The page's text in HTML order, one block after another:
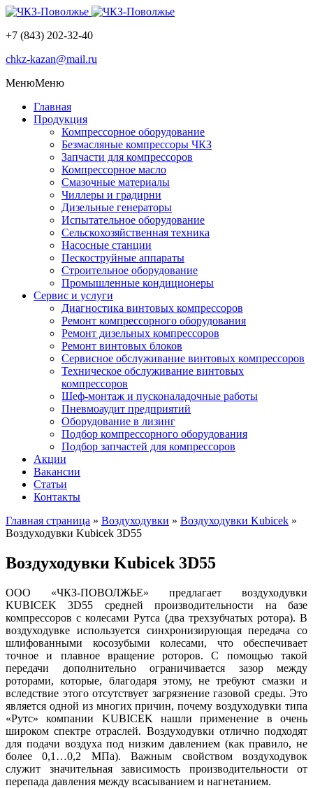
+7 (843) 202-32-40
chkz-kazan@mail.ru
МенюМеню
Главная
Продукция
Компрессорное оборудование
Безмасляные компрессоры ЧКЗ
Запчасти для компрессоров
Компрессорное масло
Смазочные материалы
Чиллеры и градирни
Дизельные генераторы
Испытательное оборудование
Сельскохозяйственная техника
Насосные станции
Пескоструйные аппараты
Строительное оборудование
Промышленные кондиционеры
Сервис и услуги
Диагностика винтовых компрессоров
Ремонт компрессорного оборудования
Ремонт дизельных компрессоров
Ремонт винтовых блоков
Сервисное обслуживание винтовых компрессоров
Техническое обслуживание винтовых
компрессоров
Шеф-монтаж и пусконаладочные работы
Пневмоаудит предприятий
Оборудование в лизинг
Подбор компрессорного оборудования
Подбор запчастей для компрессоров
Акции
Вакансии
Статьи
Контакты
Главная страница » Воздуходувки » Воздуходувки Kubicek »
Воздуходувки Kubicek 3D55
Воздуходувки Kubicek 3D55
ООО «ЧКЗ-ПОВОЛЖЬЕ» предлагает воздуходувки
KUBICEK 3D55 средней производительности на базе
компрессоров с колесами Рутса (два трехзубчатых ротора). В
воздуходувке используется синхронизирующая передача со
шлифованными косозубыми колесами, что обеспечивает
точное и плавное вращение роторов. С помощью такой
передачи дополнительно ограничивается зазор между
роторами, которые, благодаря этому, не требуют смазки и
вследствие этого отсутствует загрязнение газовой среды. Это
является одной из многих причин, почему воздуходувки типа
«Рутс» компании KUBICEK нашли применение в очень
широком спектре отраслей. Воздуходувки отлично подходят
для подачи воздуха под низким давлением (как правило, не
более 0,1…0,2 МПа). Важным свойством воздуходувок
служит значительная зависимость производительности от
перепада давления между всасыванием и нагнетанием.